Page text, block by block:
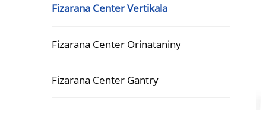
Medisina
Fizarana Center Vertikala
Fizarana Center Orinataniny
Fizarana Center Gantry